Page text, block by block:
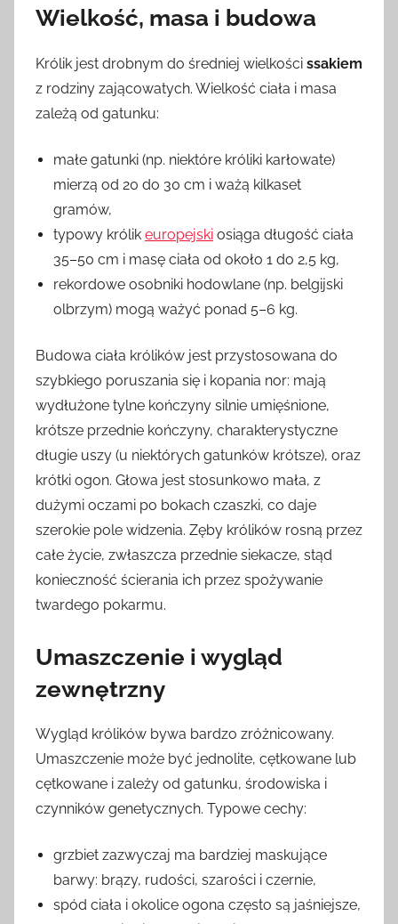
Wielkość, masa i budowa
Królik jest drobnym do średniej wielkości ssakiem
z rodziny zającowatych. Wielkość ciała i masa
zależą od gatunku:
małe gatunki (np. niektóre króliki karłowate)
mierzą od 20 do 30 cm i ważą kilkaset
gramów,
typowy królik europejski osiąga długość ciała
35–50 cm i masę ciała od około 1 do 2,5 kg,
rekordowe osobniki hodowlane (np. belgijski
olbrzym) mogą ważyć ponad 5–6 kg.
Budowa ciała królików jest przystosowana do
szybkiego poruszania się i kopania nor: mają
wydłużone tylne kończyny silnie umięśnione,
krótsze przednie kończyny, charakterystyczne
długie uszy (u niektórych gatunków krótsze), oraz
krótki ogon. Głowa jest stosunkowo mała, z
dużymi oczami po bokach czaszki, co daje
szerokie pole widzenia. Zęby królików rosną przez
całe życie, zwłaszcza przednie siekacze, stąd
konieczność ścierania ich przez spożywanie
twardego pokarmu.
Umaszczenie i wygląd
zewnętrzny
Wygląd królików bywa bardzo zróżnicowany.
Umaszczenie może być jednolite, cętkowane lub
cętkowane i zależy od gatunku, środowiska i
czynników genetycznych. Typowe cechy:
grzbiet zazwyczaj ma bardziej maskujące
barwy: brązy, rudości, szarości i czernie,
spód ciała i okolice ogona często są jaśniejsze,